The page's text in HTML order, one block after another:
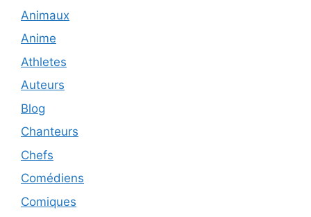
Animaux
Anime
Athletes
Auteurs
Blog
Chanteurs
Chefs
Comédiens
Comiques